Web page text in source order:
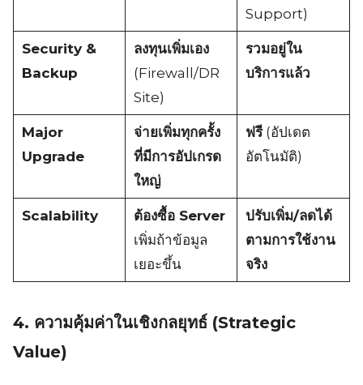
Support)
Security &
Backup
ลงทุนเพิ่มเอง
(Firewall/DR
Site)
รวมอยู่ใน
บริการแล้ว
Major
Upgrade
จ่ายเพิ่มทุกครั้ง
ที่มีการอัปเกรด
ใหญ่
ฟรี(อัปเดต
อัตโนมัติ)
Scalability
ต้องซื้อ Server
เพิ่มถ้าข้อมูล
เยอะขึ้น
ปรับเพิ่ม/ลดได้
ตามการใช้งาน
จริง
4. ความคุ้มค่าในเชิงกลยุทธ์ (Strategic
Value)